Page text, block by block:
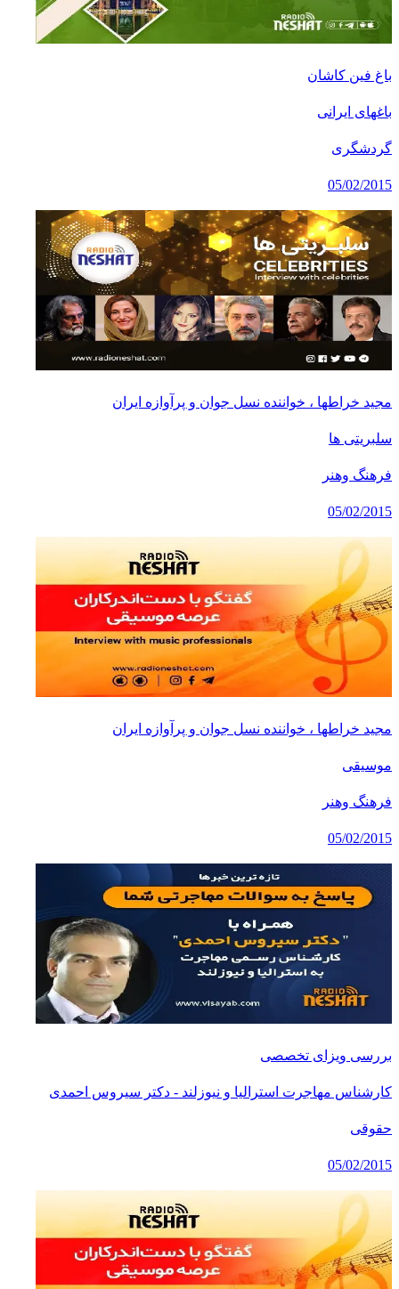
باغ فین کاشان
باغهای ایرانی
گردشگری
05/02/2015
مجید خراطها ، خواننده نسل جوان و پرآوازه ایران
سلبریتی ها
فرهنگ وهنر
05/02/2015
مجید خراطها ، خواننده نسل جوان و پرآوازه ایران
موسیقی
فرهنگ وهنر
05/02/2015
بررسی ویزای تخصصی
کارشناس مهاجرت استرالیا و نیوزلند - دکتر سیروس احمدی
حقوقی
05/02/2015